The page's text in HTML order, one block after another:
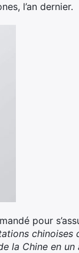
l’an dernier.
pour
chinoises
la Chine en un